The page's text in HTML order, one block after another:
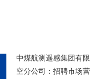
中煤航测遥感集团有
空分公司：招聘市场